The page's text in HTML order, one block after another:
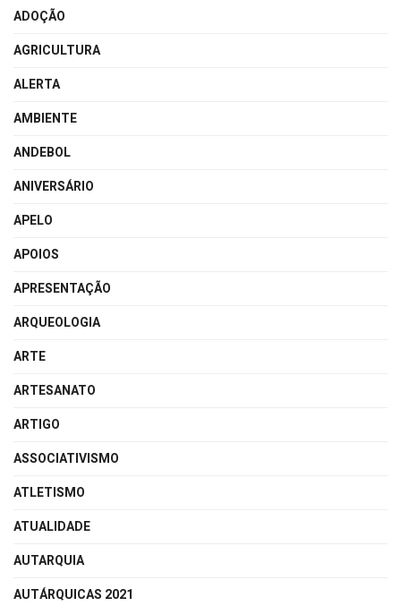
ADOÇÃO
AGRICULTURA
ALERTA
AMBIENTE
ANDEBOL
ANIVERSÁRIO
APELO
APOIOS
APRESENTAÇÃO
ARQUEOLOGIA
ARTE
ARTESANATO
ARTIGO
ASSOCIATIVISMO
ATLETISMO
ATUALIDADE
AUTARQUIA
AUTÁRQUICAS 2021